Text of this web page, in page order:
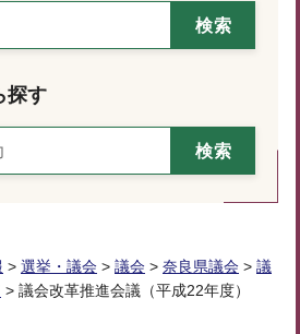
探す
> 選挙・議会 > 議会 > 奈良県議会 > 議
> 議会改革推進会議（平成22年度）